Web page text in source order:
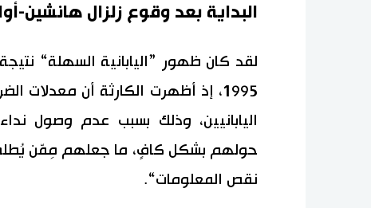
البداية بعد وقوع زلزال هانشين-
لقد كان ظهور ”اليابانية السهلة“
1995، إذ أظهرت الكارثة أن معدلات
اليابانيين، وذلك بسبب عدم وصول
حولهم بشكل كافٍ، ما جعلهم مِمّن
نقص المعلومات“.